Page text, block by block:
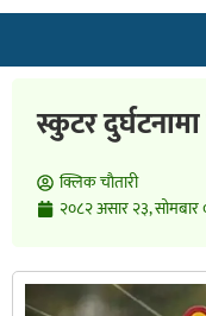
स्कुटर
क्लिक चाैतारी
२०८२ असार २३, सोमबार